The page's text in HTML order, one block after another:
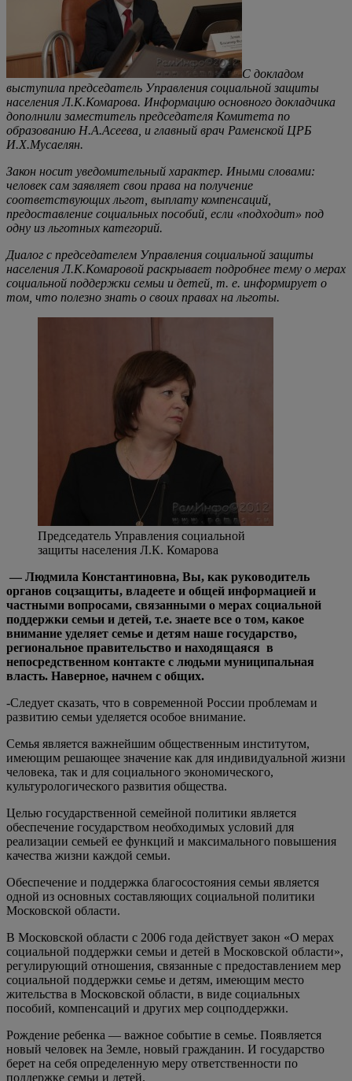
С докладом
выступила председатель Управления социальной защиты
населения Л.К.Комарова. Информацию основного докладчика
дополнили заместитель председателя Комитета по
образованию Н.А.Асеева, и главный врач Раменской ЦРБ
И.Х.Мусаелян.
Закон носит уведомительный характер. Иными словами:
человек сам заявляет свои права на получение
соответствующих льгот, выплату компенсаций,
предоставление социальных пособий, если «подходит» под
одну из льготных категорий.
Диалог с председателем Управления социальной защиты
населения Л.К.Комаровой раскрывает подробнее тему о мерах
социальной поддержки семьи и детей, т. е. информирует о
том, что полезно знать о своих правах на льготы.
Председатель Управления социальной
защиты населения Л.К. Комарова
— Людмила Константиновна, Вы, как руководитель
органов соцзащиты, владеете и общей информацией и
частными вопросами, связанными о мерах социальной
поддержки семьи и детей, т.е. знаете все о том, какое
внимание уделяет семье и детям наше государство,
региональное правительство и находящаяся в
непосредственном контакте с людьми муниципальная
власть. Наверное, начнем с общих.
-Следует сказать, что в современной России проблемам и
развитию семьи уделяется особое внимание.
Семья является важнейшим общественным институтом,
имеющим решающее значение как для индивидуальной жизни
человека, так и для социального экономического,
культурологического развития общества.
Целью государственной семейной политики является
обеспечение государством необходимых условий для
реализации семьей ее функций и максимального повышения
качества жизни каждой семьи.
Обеспечение и поддержка благосостояния семьи является
одной из основных составляющих социальной политики
Московской области.
В Московской области с 2006 года действует закон «О мерах
социальной поддержки семьи и детей в Московской области»,
регулирующий отношения, связанные с предоставлением мер
социальной поддержки семье и детям, имеющим место
жительства в Московской области, в виде социальных
пособий, компенсаций и других мер соцподдержки.
Рождение ребенка — важное событие в семье. Появляется
новый человек на Земле, новый гражданин. И государство
берет на себя определенную меру ответственности по
поддержке семьи и детей.